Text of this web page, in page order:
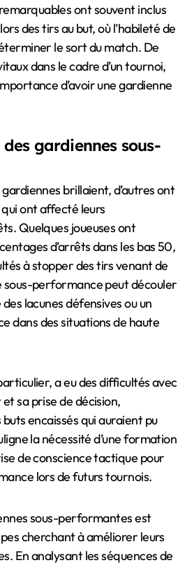
ont souvent inclus
des tirs au but, où l’habileté de
le sort du match. De
dans le cadre d’un tournoi,
d’avoir une gardienne
gardiennes sous-
brillaient, d’autres ont
ont affecté leurs
Quelques joueuses ont
d’arrêts dans les bas 50,
à stopper des tirs venant de
sous-performance peut découler
lacunes défensives ou un
dans des situations de haute
a eu des difficultés avec
sa prise de décision,
encaissés qui auraient pu
la nécessité d’une formation
de conscience tactique pour
lors de futurs tournois.
sous-performantes est
cherchant à améliorer leurs
En analysant les séquences de